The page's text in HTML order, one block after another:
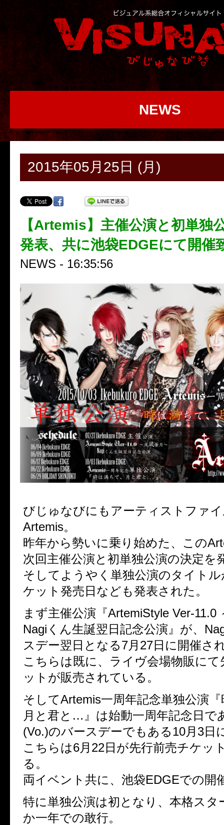
NEWS
2015年05月25日 (月)
【Artemis】主催公演と初単独
発表、共に池袋EDGEにて開催
NEWS - 16:35:56
びじゅなびにもアーティストファ
Artemis。
昨年から勢いに乗り始めた、この
次回主催公演と初単独公演の決定を
そしてようやく単独公演のタイト
ケット発売日なども発表された。
まず主催公演『ArtemiStyle Ver-11.0
Nagiくん生誕翌日記念公演』が、
スデー翌日となる7月27日に開催さ
こちらは既に、ライヴ会場物販にて
ットが販売されている。
そしてArtemis一周年記念単独公演
月と君と…』は始動一周年記念日で
(Vo.)のバースデーでもある10月3日
こちらは6月22日が先行前売チケッ
る。
両イベント共に、池袋EDGEでの開
特に単独公演は初となり、本格スタ
か一年での敢行。